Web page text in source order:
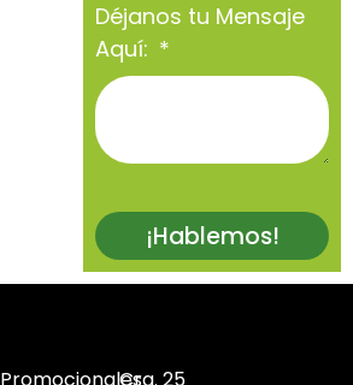
Déjanos tu Mensaje
Aquí:
¡Hablemos!